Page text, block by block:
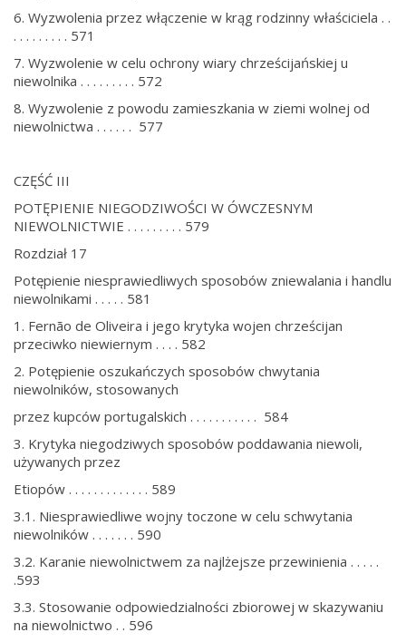
6. Wyzwolenia przez włączenie w krąg rodzinny właściciela . .
. . . . . . . . . 571
7. Wyzwolenie w celu ochrony wiary chrześcijańskiej u
niewolnika . . . . . . . . . 572
8. Wyzwolenie z powodu zamieszkania w ziemi wolnej od
niewolnictwa . . . . . . 577
CZĘŚĆ III
POTĘPIENIE NIEGODZIWOŚCI W ÓWCZESNYM
NIEWOLNICTWIE . . . . . . . . . 579
Rozdział 17
Potępienie niesprawiedliwych sposobów zniewalania i handlu
niewolnikami . . . . . 581
1. Fernão de Oliveira i jego krytyka wojen chrześcijan
przeciwko niewiernym . . . . 582
2. Potępienie oszukańczych sposobów chwytania
niewolników, stosowanych
przez kupców portugalskich . . . . . . . . . . . 584
3. Krytyka niegodziwych sposobów poddawania niewoli,
używanych przez
Etiopów . . . . . . . . . . . . . 589
3.1. Niesprawiedliwe wojny toczone w celu schwytania
niewolników . . . . . . . 590
3.2. Karanie niewolnictwem za najlżejsze przewinienia . . . . .
.593
3.3. Stosowanie odpowiedzialności zbiorowej w skazywaniu
na niewolnictwo . . 596